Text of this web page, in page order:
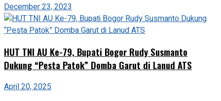
December 23, 2023
HUT TNI AU Ke-79, Bupati Bogor Rudy Susmanto
Dukung “Pesta Patok” Domba Garut di Lanud ATS
April 20, 2025